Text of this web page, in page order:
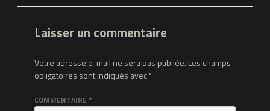
Laisser un commentaire
Votre adresse e-mail ne sera pas publiée. Les champs
obligatoires sont indiqués avec*
COMMENTAIRE *